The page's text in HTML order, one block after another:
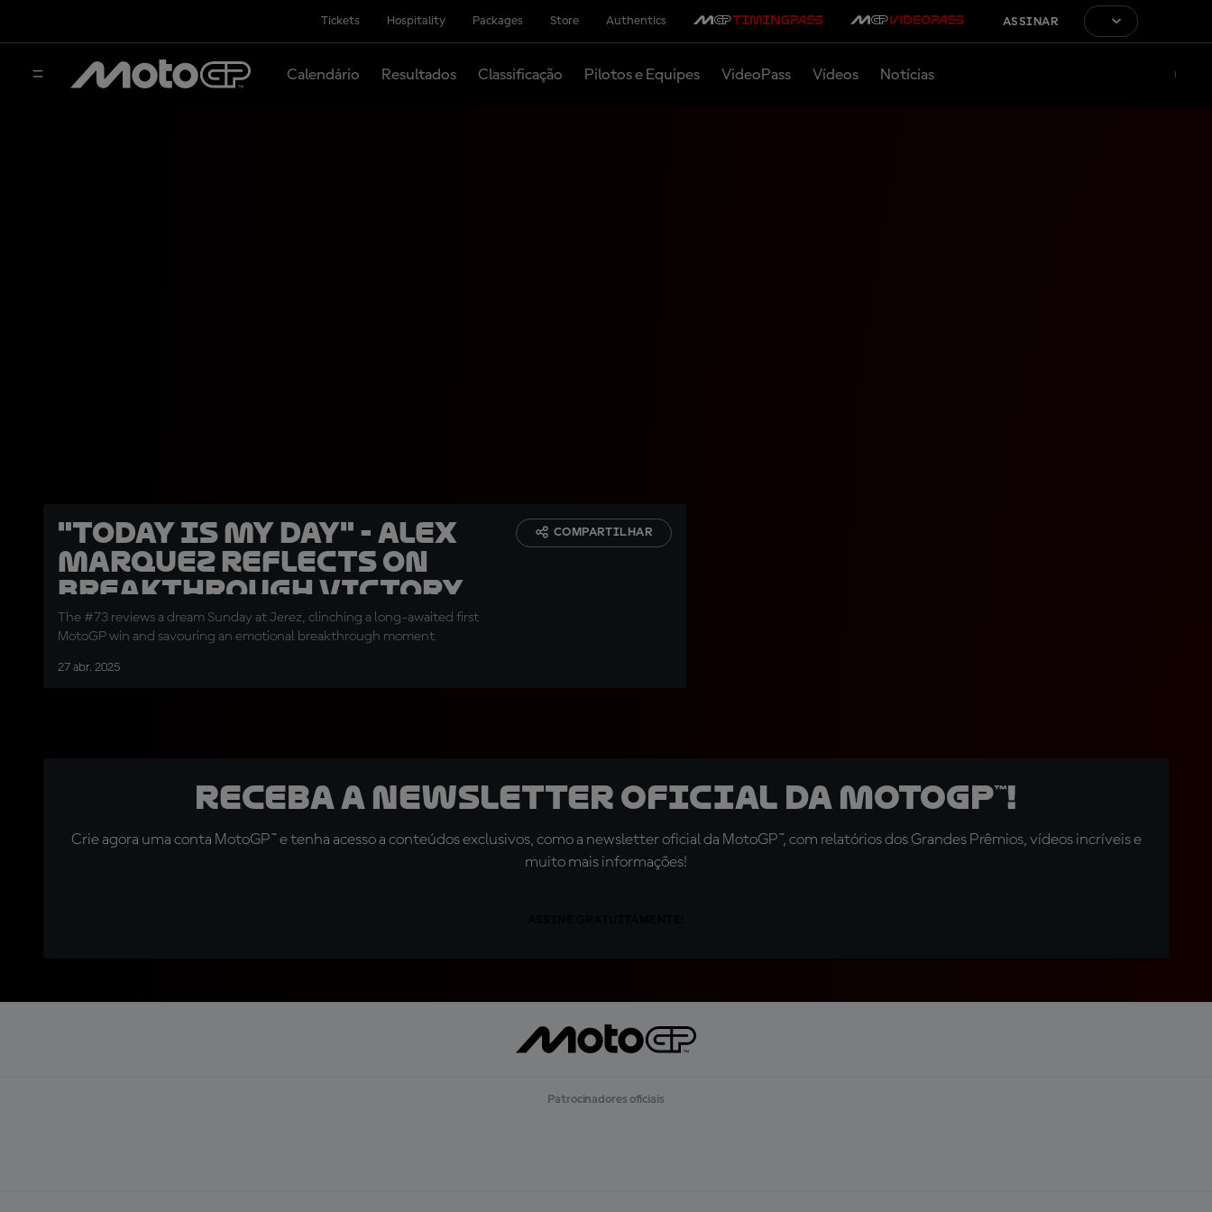
Tickets Hospitality Packages Store Authentics ASSINAR
Calendário Resultados Classificação Pilotos e Equipes VideoPass Vídeos Notícias
"Today is my day" - Alex
Marquez reflects on
breakthrough victory
The #73 reviews a dream Sunday at Jerez, clinching a long-awaited first
MotoGP win and savouring an emotional breakthrough moment
27 abr. 2025
COMPARTILHAR
Receba a newsletter oficial da MotoGP™!
Crie agora uma conta MotoGP™ e tenha acesso a conteúdos exclusivos, como a newsletter oficial da MotoGP™, com relatórios dos Grandes Prêmios, vídeos incríveis e
muito mais informações!
Patrocinadores oficiais